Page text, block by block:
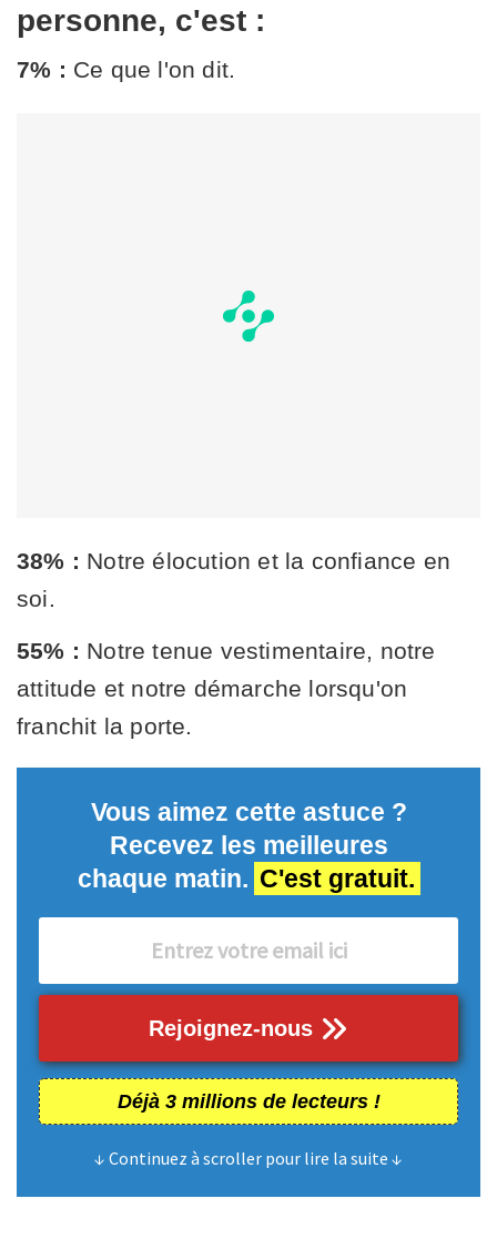
personne, c'est :
7% : Ce que l'on dit.
38% : Notre élocution et la confiance en
soi.
55% : Notre tenue vestimentaire, notre
attitude et notre démarche lorsqu'on
franchit la porte.
Vous aimez cette astuce ?
Recevez les meilleures
chaque matin. C'est gratuit.
Rejoignez-nous
Déjà 3 millions de lecteurs !
↓ Continuez à scroller pour lire la suite ↓